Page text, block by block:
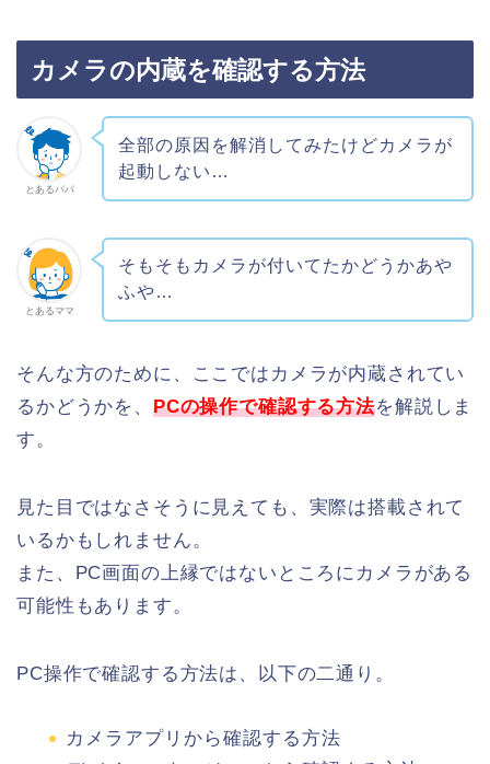
カメラの内蔵を確認する方法
とあるパパ
全部の原因を解消してみたけどカメラが
起動しない…
とあるママ
そもそもカメラが付いてたかどうかあや
ふや…
そんな方のために、ここではカメラが内蔵されてい
るかどうかを、 PCの操作で確認する方法を解説しま
す。
見た目ではなさそうに見えても、実際は搭載されて
いるかもしれません。
また、PC画面の上縁ではないところにカメラがある
可能性もあります。
PC操作で確認する方法は、以下の二通り。
カメラアプリから確認する方法